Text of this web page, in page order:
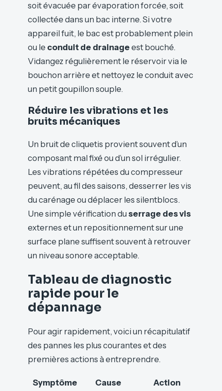
soit évacuée par évaporation forcée, soit
collectée dans un bac interne. Si votre
appareil fuit, le bac est probablement plein
ou le conduit de drainage est bouché.
Vidangez régulièrement le réservoir via le
bouchon arrière et nettoyez le conduit avec
un petit goupillon souple.
Réduire les vibrations et les
bruits mécaniques
Un bruit de cliquetis provient souvent d’un
composant mal fixé ou d’un sol irrégulier.
Les vibrations répétées du compresseur
peuvent, au fil des saisons, desserrer les vis
du carénage ou déplacer les silentblocs.
Une simple vérification du serrage des vis
externes et un repositionnement sur une
surface plane suffisent souvent à retrouver
un niveau sonore acceptable.
Tableau de diagnostic
rapide pour le
dépannage
Pour agir rapidement, voici un récapitulatif
des pannes les plus courantes et des
premières actions à entreprendre.
Symptôme
Cause
Action